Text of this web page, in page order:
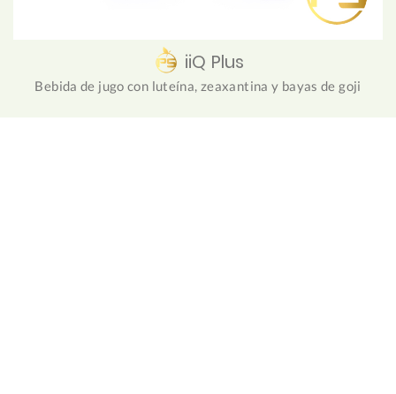
iiQ Plus
Bebida de jugo con luteína, zeaxantina y bayas de goji